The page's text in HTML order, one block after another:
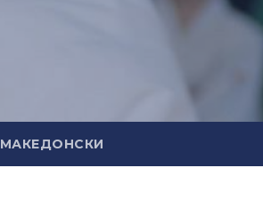
МАКЕДОНСКИ